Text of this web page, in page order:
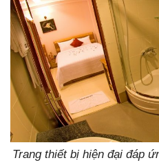
Trang thiết bị hiện đại đáp